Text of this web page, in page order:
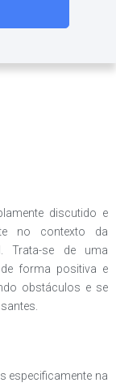
discutido e
no contexto da
Trata-se de uma
forma positiva e
obstáculos e se
especificamente na